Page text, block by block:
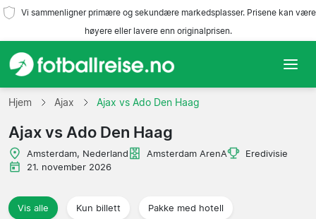
Vi sammenligner primære og sekundære markedsplasser. Prisene kan være
høyere eller lavere enn originalprisen.
Hjem
Lag
Ligaer
Reisebyråer
Hjem Ajax Ajax vs Ado Den Haag
Ajax vs Ado Den Haag
Amsterdam, Nederland Amsterdam ArenA
Eredivisie
21. november 2026
Vis alle Kun billett Pakke med hotell